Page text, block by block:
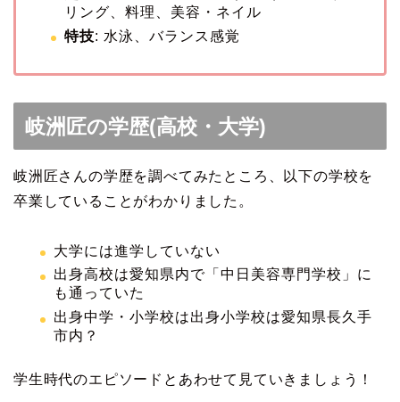
リング、料理、美容・ネイル
特技: 水泳、バランス感覚
岐洲匠の学歴(高校・大学)
岐洲匠さんの学歴を調べてみたところ、以下の学校を
卒業していることがわかりました。
大学には進学していない
出身高校は愛知県内で「中日美容専門学校」に
も通っていた
出身中学・小学校は出身小学校は愛知県長久手
市内？
学生時代のエピソードとあわせて見ていきましょう！